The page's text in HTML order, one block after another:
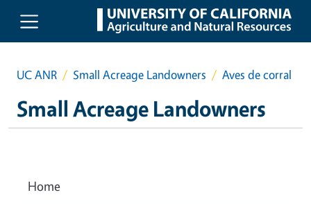
Skip to main content
UC ANR Small Acreage Landowners Aves de corral
Small Acreage Landowners
Home